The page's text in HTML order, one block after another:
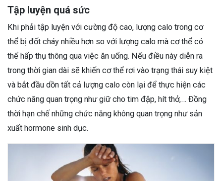
Tập luyện quá sức
Khi phải tập luyện với cường độ cao, lượng calo trong cơ
thể bị đốt cháy nhiều hơn so với lượng calo mà cơ thể có
thể hấp thụ thông qua việc ăn uống. Nếu điều này diễn ra
trong thời gian dài sẽ khiến cơ thể rơi vào trạng thái suy kiệt
và bắt đầu dồn tất cả lượng calo còn lại để thực hiện các
chức năng quan trọng như giữ cho tim đập, hít thở,… Đồng
thời hạn chế những chức năng không quan trọng như sản
xuất hormone sinh dục.